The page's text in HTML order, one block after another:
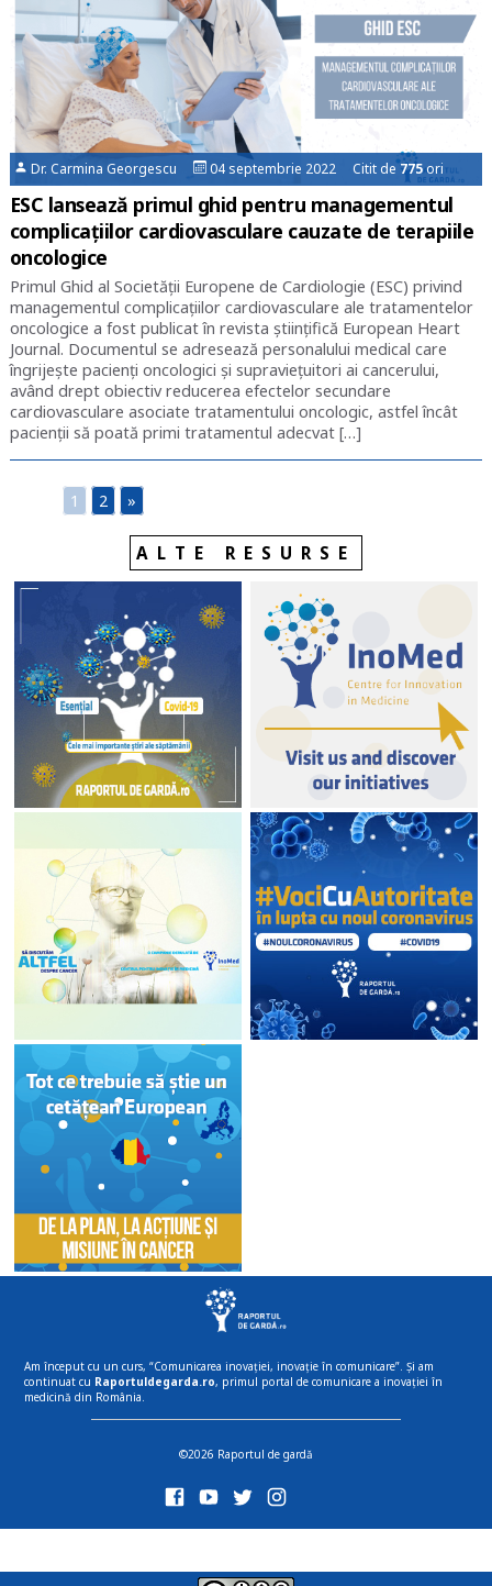
Dr. Carmina Georgescu 04 septembrie 2022 Citit de775ori
ESC lansează primul ghid pentru managementul
complicațiilor cardiovasculare cauzate de terapiile
oncologice
Primul Ghid al Societății Europene de Cardiologie (ESC) privind
managementul complicațiilor cardiovasculare ale tratamentelor
oncologice a fost publicat în revista științifică European Heart
Journal. Documentul se adresează personalului medical care
îngrijește pacienți oncologici și supraviețuitori ai cancerului,
având drept obiectiv reducerea efectelor secundare
cardiovasculare asociate tratamentului oncologic, astfel încât
pacienții să poată primi tratamentul adecvat […]
1 2 »
ALTE RESURSE
Am început cu un curs, “Comunicarea inovației, inovație în comunicare”. Și am
continuat cu Raportuldegarda.ro, primul portal de comunicare a inovației în
medicină din România.
©2026 Raportul de gardă